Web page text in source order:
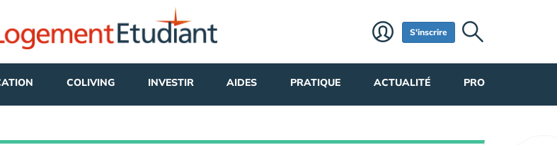
S'inscrire
COLIVING INVESTIR AIDES PRATIQUE ACTUALITÉ PRO